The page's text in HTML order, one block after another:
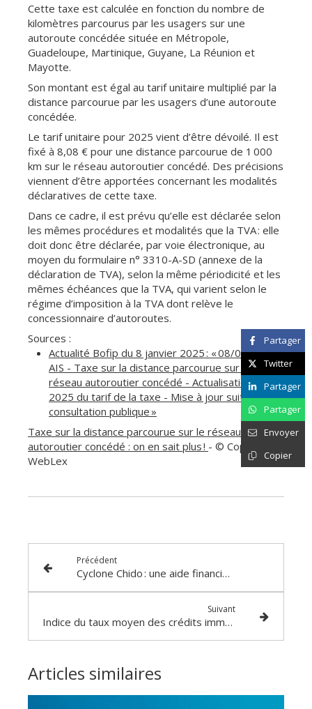
Cette taxe est calculée en fonction du nombre de
kilomètres parcourus par les usagers sur une
autoroute concédée située en Métropole,
Guadeloupe, Martinique, Guyane, La Réunion et
Mayotte.
Son montant est égal au tarif unitaire multiplié par la
distance parcourue par les usagers d’une autoroute
concédée.
Le tarif unitaire pour 2025 vient d’être dévoilé. Il est
fixé à 8,08 € pour une distance parcourue de 1 000
km sur le réseau autoroutier concédé. Des précisions
viennent d’être apportées concernant les modalités
déclaratives de cette taxe.
Dans ce cadre, il est prévu qu’elle est déclarée selon
les mêmes procédures et modalités que la TVA : elle
doit donc être déclarée, par voie électronique, au
moyen du formulaire n° 3310-A-SD (annexe de la
déclaration de TVA), selon la même périodicité et les
mêmes échéances que la TVA, qui varient selon le
régime d’imposition à la TVA dont relève le
concessionnaire d’autoroutes.
Sources :
Actualité Bofip du 8 janvier 2025 : « 08/01/2025 :
AIS - Taxe sur la distance parcourue sur le
réseau autoroutier concédé - Actualisation pour
2025 du tarif de la taxe - Mise à jour suite à
consultation publique »
Taxe sur la distance parcourue sur le réseau
autoroutier concédé : on en sait plus ! - © Copyright
WebLex
Précédent
Cyclone Chido : une aide financière pour les entreprises !
Suivant
Indice du taux moyen des crédits immobiliers - Année 2024
Articles similaires
Partager
Twitter
Partager
Partager
Envoyer
Copier